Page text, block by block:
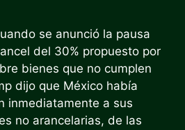
se anunció la pausa
del 30% propuesto por
bienes que no cumplen
dijo que México había
inmediatamente a sus
no arancelarias, de las